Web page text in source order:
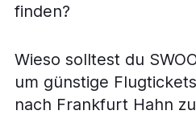
Flüge von Hannover nach
Flüge von Dortmund nach
Flüge von Paderborn nach
finden?
Wieso solltest du
um günstige
nach Frankfurt Hahn